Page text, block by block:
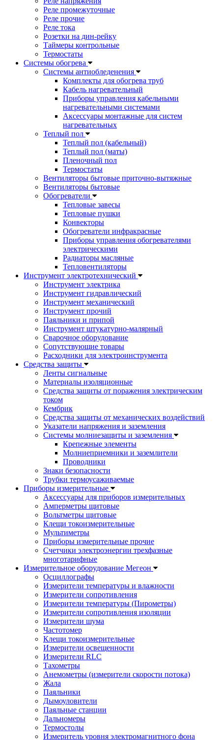
Реле промежуточные
Реле прочие
Реле тока
Розетки на дин-рейку
Таймеры контрольные
Термостаты
Системы обогрева
Системы антиобледенения
Комплекты для обогрева труб
Кабель нагревательный
Приборы управления кабельными
нагревательными системами
Аксессуары монтажные для систем
нагревательных
Теплый пол
Теплый пол (кабельный)
Теплый пол (маты)
Пленочный пол
Термостаты
Вентиляторы бытовые приточно-вытяжные
Вентиляторы бытовые
Обогреватели
Тепловые завесы
Тепловые пушки
Конвекторы
Обогреватели инфракрасные
Приборы управления обогревателями
электрическими
Радиаторы масляные
Тепловентиляторы
Инструмент электротехнический
Инструмент электрика
Инструмент гидравлический
Инструмент механический
Инструмент прочий
Паяльники и припой
Инструмент штукатурно-малярный
Сварочное оборудование
Сопутствующие товары
Расходники для электроинструмента
Cредства защиты
Ленты сигнальные
Материалы изоляционные
Средства защиты от поражения электрическим
током
Кембрик
Средства защиты от механических воздействий
Указатели напряжения и заземления
Системы молниезащиты и заземления
Крепежные элементы
Молниеприемники и заземлители
Проводники
Знаки безопасности
Трубки термоусаживаемые
Приборы измерительные
Аксессуары для приборов измерительных
Амперметры щитовые
Вольтметры щитовые
Клещи токоизмерительные
Мультиметры
Приборы измерительные прочие
Счетчики электроэнергии трехфазные
многотарифные
Измерительное оборудование Мегеон
Осциллографы
Измерители температуры и влажности
Измерители сопротивления
Измерители температуры (Пирометры)
Измерители сопротивления изоляции
Измерители шума
Частотомер
Клещи токоизмерительные
Измерители освещенности
Измерители RLC
Тахометры
Анемометры (измерители скорости потока)
Жала
Паяльники
Дымоуловители
Паяльные станции
Дальномеры
Термостолы
Измеритель уровня электромагнитного фона